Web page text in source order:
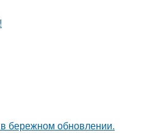
бережном обновлении.